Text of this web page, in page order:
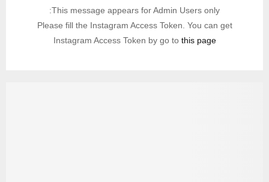
This message appears for Admin Users only:
Please fill the Instagram Access Token. You can get
Instagram Access Token by go to this page